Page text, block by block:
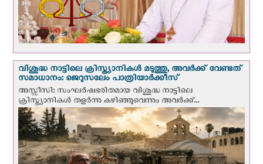
വിശുദ്ധ നാട്ടിലെ ക്രിസ്ത്യാനികൾ മടുത്തു, അവർക്ക് വേണ്ടത്
സമാധാനം: ജെറുസലേം പാത്രിയാര്‍ക്കീസ്
അസ്സീസി: സംഘര്‍ഷഭരിതമായ വിശുദ്ധ നാട്ടിലെ
ക്രിസ്ത്യാനികൾ തളര്‍ന്നു കഴിഞ്ഞുവെന്നും അവർക്ക്...